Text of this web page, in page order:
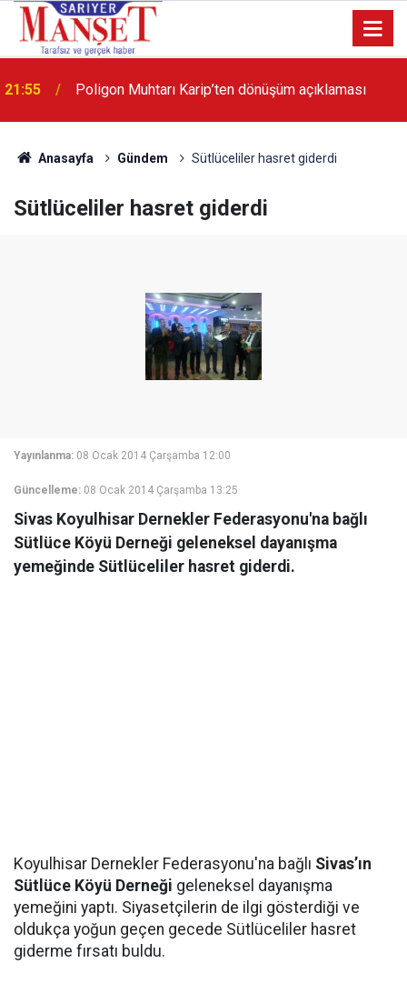
Poligon Muhtarı Karip’ten dönüşüm açıklaması
13:36 'Poligon'da İstanbul'a örnek proje gerçekleştirilecek'
Anasayfa Gündem Sütlüceliler hasret giderdi
Sütlüceliler hasret giderdi
Yayınlanma: 08 Ocak 2014 Çarşamba 12:00
Güncelleme: 08 Ocak 2014 Çarşamba 13:25
Sivas Koyulhisar Dernekler Federasyonu'na bağlı
Sütlüce Köyü Derneği geleneksel dayanışma
yemeğinde Sütlüceliler hasret giderdi.
Koyulhisar Dernekler Federasyonu'na bağlı Sivas’ın
Sütlüce Köyü Derneği geleneksel dayanışma
yemeğini yaptı. Siyasetçilerin de ilgi gösterdiği ve
oldukça yoğun geçen gecede Sütlüceliler hasret
giderme fırsatı buldu.